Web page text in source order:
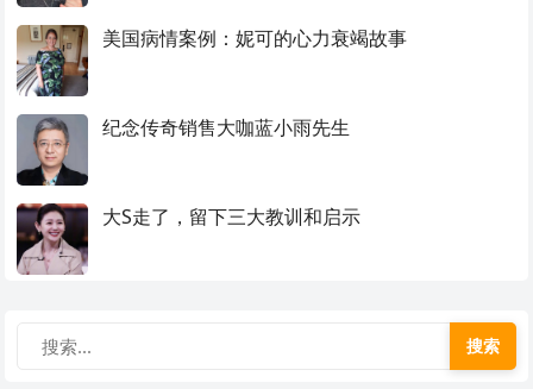
美国病情案例：妮可的心力衰竭故事
纪念传奇销售大咖蓝小雨先生
大S走了，留下三大教训和启示
搜索